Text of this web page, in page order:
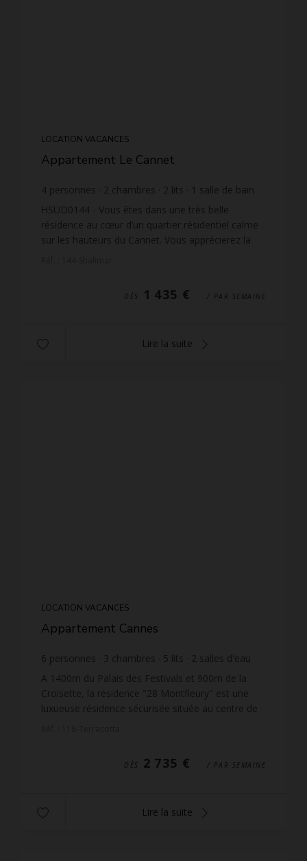
LOCATION VACANCES
Appartement Le Cannet
4 personnes 2 chambres 2 lits 1 salle de bain
wi-fi
HSUD0144 - Vous êtes dans une très belle
résidence au cœur d’un quartier résidentiel calme
sur les hauteurs du Cannet. Vous apprécierez la
DÈS 1 435 € / PAR SEMAINE
Lire la suite
LOCATION VACANCES
Appartement Cannes
6 personnes 3 chambres 5 lits 2 salles d'eau
1 salle de bain wi-fi
A 1400m du Palais des Festivals et 900m de la
Croisette, la résidence "28 Montfleury" est une
luxueuse résidence sécurisée située au centre de
DÈS 2 735 € / PAR SEMAINE
Lire la suite